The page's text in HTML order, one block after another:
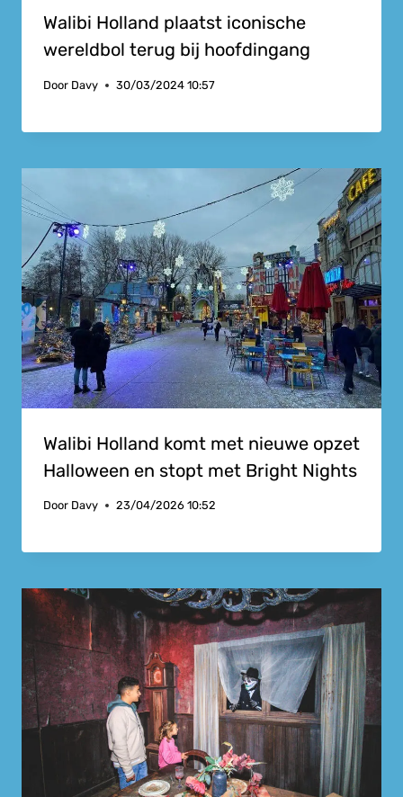
Walibi Holland plaatst iconische
wereldbol terug bij hoofdingang
Door Davy 30/03/2024 10:57
Walibi Holland komt met nieuwe opzet
Halloween en stopt met Bright Nights
Door Davy 23/04/2026 10:52